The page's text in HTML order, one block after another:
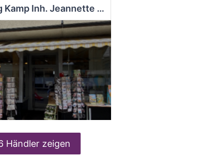
Buchhandlung Kamp Inh. Jeannette Schida
Händler zeigen